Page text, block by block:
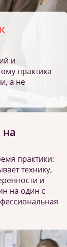
и
практика
а не
практики:
технику,
и
на один с